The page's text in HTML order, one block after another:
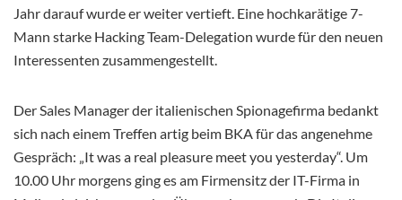
Jahr darauf wurde er weiter vertieft. Eine hochkarätige 7-
Mann starke Hacking Team-Delegation wurde für den neuen
Interessenten zusammengestellt.
Der Sales Manager der italienischen Spionagefirma bedankt
sich nach einem Treffen artig beim BKA für das angenehme
Gespräch: „It was a real pleasure meet you yesterday“. Um
10.00 Uhr morgens ging es am Firmensitz der IT-Firma in